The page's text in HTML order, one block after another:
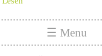
☰ Menu